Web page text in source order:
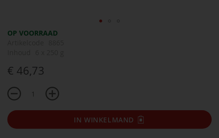
OP VOORRAAD
€ 46,73
IN WINKELMAND
Ga
van
afbeeldingen-
gallerij